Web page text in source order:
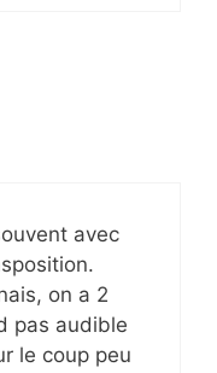
avec
on a 2
pas audible
le coup peu